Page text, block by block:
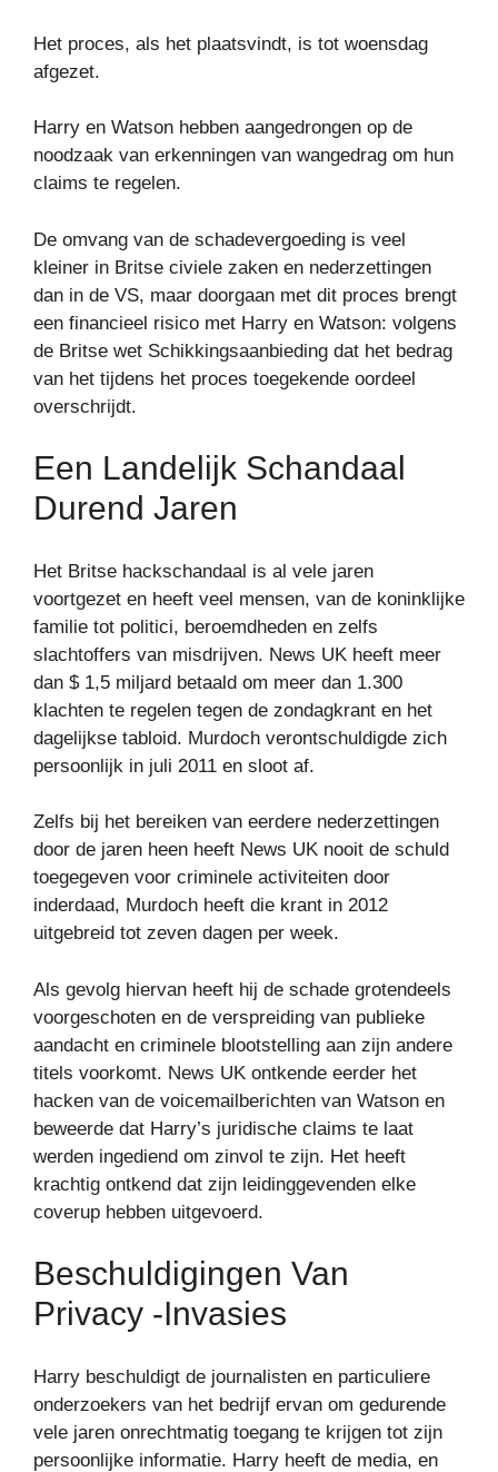
Het proces, als het plaatsvindt, is tot woensdag
afgezet.
Harry en Watson hebben aangedrongen op de
noodzaak van erkenningen van wangedrag om hun
claims te regelen.
De omvang van de schadevergoeding is veel
kleiner in Britse civiele zaken en nederzettingen
dan in de VS, maar doorgaan met dit proces brengt
een financieel risico met Harry en Watson: volgens
de Britse wet Schikkingsaanbieding dat het bedrag
van het tijdens het proces toegekende oordeel
overschrijdt.
Een Landelijk Schandaal
Durend Jaren
Het Britse hackschandaal is al vele jaren
voortgezet en heeft veel mensen, van de koninklijke
familie tot politici, beroemdheden en zelfs
slachtoffers van misdrijven. News UK heeft meer
dan $ 1,5 miljard betaald om meer dan 1.300
klachten te regelen tegen de zondagkrant en het
dagelijkse tabloid. Murdoch verontschuldigde zich
persoonlijk in juli 2011 en sloot af.
Zelfs bij het bereiken van eerdere nederzettingen
door de jaren heen heeft News UK nooit de schuld
toegegeven voor criminele activiteiten door
inderdaad, Murdoch heeft die krant in 2012
uitgebreid tot zeven dagen per week.
Als gevolg hiervan heeft hij de schade grotendeels
voorgeschoten en de verspreiding van publieke
aandacht en criminele blootstelling aan zijn andere
titels voorkomt. News UK ontkende eerder het
hacken van de voicemailberichten van Watson en
beweerde dat Harry’s juridische claims te laat
werden ingediend om zinvol te zijn. Het heeft
krachtig ontkend dat zijn leidinggevenden elke
coverup hebben uitgevoerd.
Beschuldigingen Van
Privacy -invasies
Harry beschuldigt de journalisten en particuliere
onderzoekers van het bedrijf ervan om gedurende
vele jaren onrechtmatig toegang te krijgen tot zijn
persoonlijke informatie. Harry heeft de media, en